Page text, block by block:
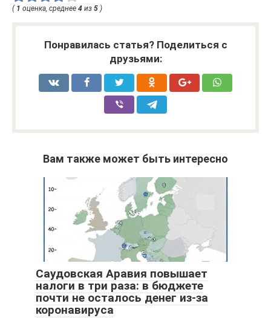
( 1 оценка, среднее 4 из 5 )
Понравилась статья? Поделиться с
друзьями:
Вам также может быть интересно
Саудовская Аравия повышает
налоги в три раза: в бюджете
почти не осталось денег из-за
коронавируса